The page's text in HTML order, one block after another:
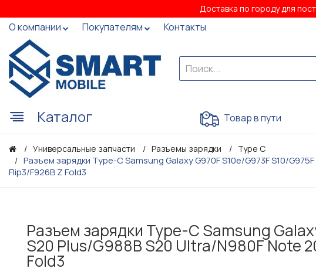
Доставка по городу для
О компании Покупателям Контакты
Каталог Товар в пути
Универсальные запчасти Разъемы зарядки Type C
Разъем зарядки Type-C Samsung Galaxy G970F S10e/G973F S10/
Flip3/F926B Z Fold3
Разъем зарядки Type-C Samsung
S20 Plus/G988B S20 Ultra/N980F Note
Fold3